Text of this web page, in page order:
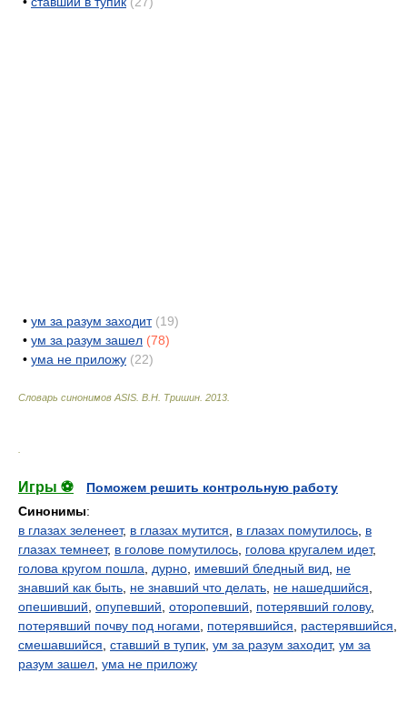
• ум за разум заходит (19)
• ум за разум зашел (78)
• ума не приложу (22)
Словарь синонимов ASIS. В.Н. Тришин 2013
Игры ⚽
Поможем решить контрольную работу
Синонимы:
в глазах зеленеет, в глазах мутится в глазах помутилось в
глазах темнеет, в голове помутилось голова кругалем идет,
голова кругом пошла
дурно имевший бледный вид
не
знавший как быть не знавший что делать не нашедшийся
опешивший опупевший оторопевший потерявший голову,
потерявший почву под ногами
потерявшийся растерявшийся
смешавшийся ставший в тупик ум за разум заходит, ум за
разум зашел ума не приложу